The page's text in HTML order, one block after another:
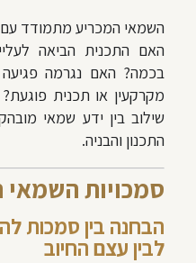
השמאי המכריע מתמודד עם
האם התכנית הביאה
בכמה? האם נגרמה
מקרקעין או תכנית
שילוב בין ידע שמאי
התכנון והבניה.
סמכויות השמאי
הבחנה בין סמכות
לבין עצם החיוב